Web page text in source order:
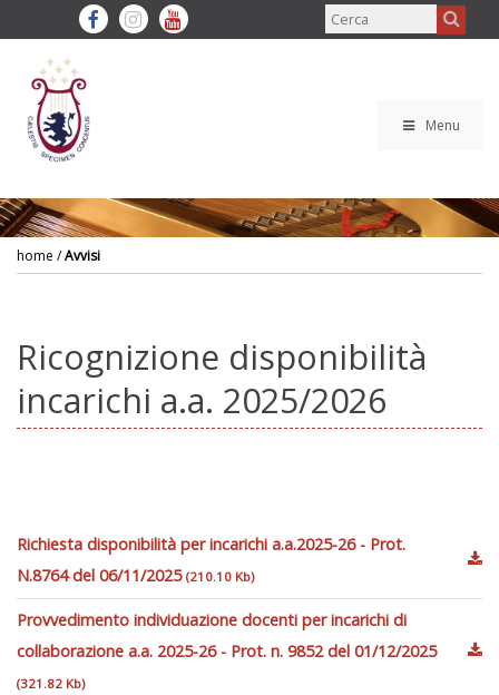
Menu
home /Avvisi
Ricognizione disponibilità
incarichi a.a. 2025/2026
Richiesta disponibilità per incarichi a.a.2025-26 - Prot.
N.8764 del 06/11/2025 (210.10 Kb)
Provvedimento individuazione docenti per incarichi di
collaborazione a.a. 2025-26 - Prot. n. 9852 del 01/12/2025
(321.82 Kb)